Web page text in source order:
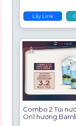
Lấy Link
Combo 2 Túi
On1 hương